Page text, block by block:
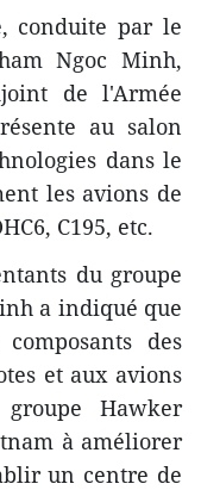
conduite par le
Ngoc Minh,
de l'Armée
au salon
dans le
les avions de
C195, etc.
du groupe
a indiqué que
des
et aux avions
Hawker
à améliorer
un centre de